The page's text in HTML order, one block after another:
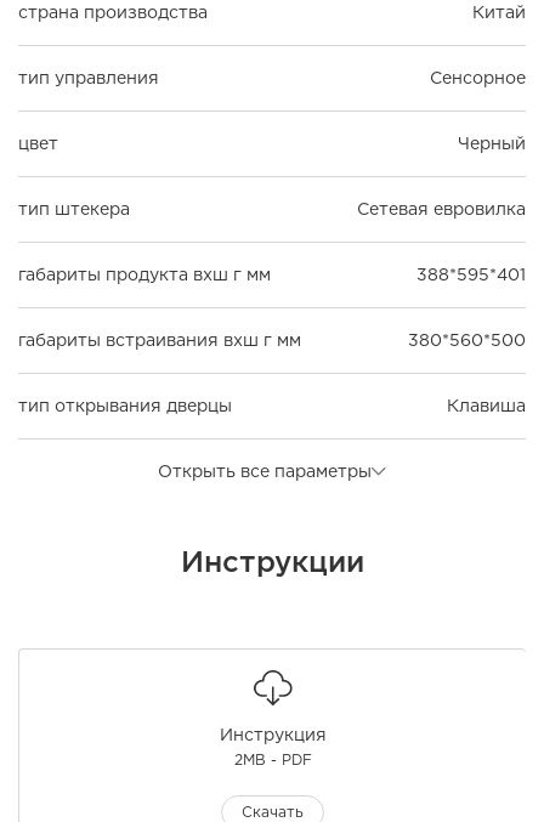
страна производства Китай
тип управления Сенсорное
цвет Черный
тип штекера Сетевая евровилка
габариты продукта вхш г мм 388*595*401
габариты встраивания вхш г мм 380*560*500
тип открывания дверцы Клавиша
Открыть все параметры
Инструкции
Инструкция
2MB - PDF
Скачать